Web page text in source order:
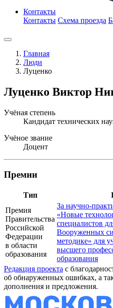
Контакты
Контакты Схема проезда
Главная
Люди
Луценко
Луценко Виктор
Учёная степень
Кандидат технических
Учёное звание
Доцент
Премии
Тип
Премия
Правительства
Российской
Федерации
в области
образования
За научно-
«Новые
специалистов
Вооруженных
методике» для
высшего
образования
Редакция проекта с
об обнаруженных ошибках, а
дополнения и предложения.